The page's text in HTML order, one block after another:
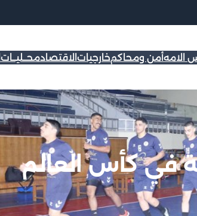
الامهأمن ومحاكمخارجيات الاقتصادمحــليــات
في كأس العالم